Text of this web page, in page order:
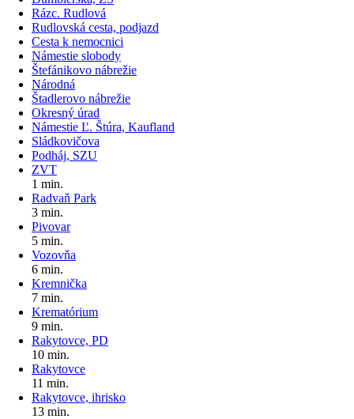
Rázc. Rudlová
Rudlovská cesta, podjazd
Cesta k nemocnici
Námestie slobody
Štefánikovo nábrežie
Národná
Štadlerovo nábrežie
Okresný úrad
Námestie Ľ. Štúra, Kaufland
Sládkovičova
Podháj, SZU
ZVT
1 min.
Radvaň Park
3 min.
Pivovar
5 min.
Vozovňa
6 min.
Kremnička
7 min.
Krematórium
9 min.
Rakytovce, PD
10 min.
Rakytovce
11 min.
Rakytovce, ihrisko
13 min.